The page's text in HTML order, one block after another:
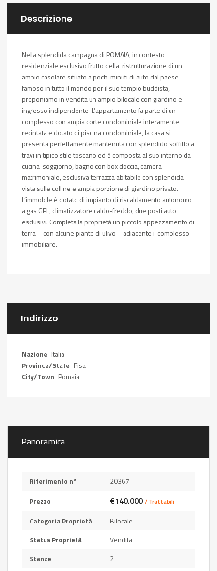
Descrizione
Nella splendida campagna di POMAIA, in contesto
residenziale esclusivo frutto della ristrutturazione di un
ampio casolare situato a pochi minuti di auto dal paese
famoso in tutto il mondo per il suo tempio buddista,
proponiamo in vendita un ampio bilocale con giardino e
ingresso indipendente L’appartamento fa parte di un
complesso con ampia corte condominiale interamente
recintata e dotato di piscina condominiale, la casa si
presenta perfettamente mantenuta con splendido soffitto a
travi in tipico stile toscano ed è composta al suo interno da
cucina-soggiorno, bagno con box doccia, camera
matrimoniale, esclusiva terrazza abitabile con splendida
vista sulle colline e ampia porzione di giardino privato.
L’immobile è dotato di impianto di riscaldamento autonomo
a gas GPL, climatizzatore caldo-freddo, due posti auto
esclusivi. Completa la proprietà un piccolo appezzamento di
terra – con alcune piante di ulivo – adiacente il complesso
immobiliare.
Indirizzo
Nazione Italia
Province/State Pisa
City/Town Pomaia
Panoramica
Riferimento n°
20367
Prezzo
€140.000 / Trattabili
Categoria Proprietà
Bilocale
Status Proprietà
Vendita
Stanze
2